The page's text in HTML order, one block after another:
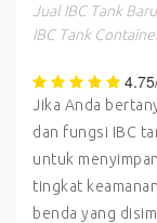
Jual IBC Tank Baru
IBC Tank
Jika Anda
dan fungsi IBC
untuk
tingkat
benda yang